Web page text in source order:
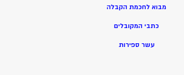
מבוא לחכמת הקבלה
כתבי המקובלים
עשר ספירות